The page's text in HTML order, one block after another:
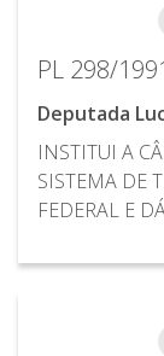
PL 298/
Deputada
INSTITUI A
SISTEMA DE
FEDERAL E